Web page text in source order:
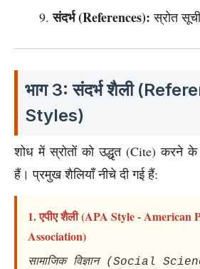
संदर्भ (References): स्रोत
भाग 3: संदर्भ शैली
Styles)
शोध में स्रोतों को उद्धृत (Cite) करने
हैं। प्रमुख शैलियाँ नीचे दी गई हैं:
1. एपीए शैली (APA Style - American
Association)
सामाजिक विज्ञान (Social